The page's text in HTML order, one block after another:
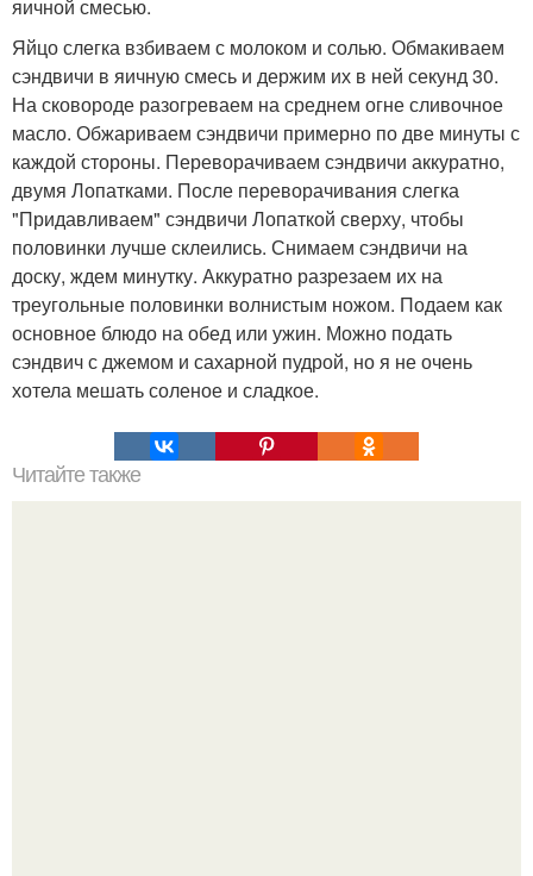
яичной смесью.
Яйцо слегка взбиваем с молоком и солью. Обмакиваем
сэндвичи в яичную смесь и держим их в ней секунд 30.
На сковороде разогреваем на среднем огне сливочное
масло. Обжариваем сэндвичи примерно по две минуты с
каждой стороны. Переворачиваем сэндвичи аккуратно,
двумя Лопатками. После переворачивания слегка
"Придавливаем" сэндвичи Лопаткой сверху, чтобы
половинки лучше склеились. Снимаем сэндвичи на
доску, ждем минутку. Аккуратно разрезаем их на
треугольные половинки волнистым ножом. Подаем как
основное блюдо на обед или ужин. Можно подать
сэндвич с джемом и сахарной пудрой, но я не очень
хотела мешать соленое и сладкое.
Читайте также